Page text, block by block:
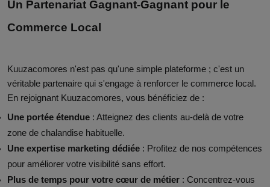
Un Partenariat Gagnant-Gagnant pour le
Commerce Local
Kuuzacomores n'est pas qu'une simple plateforme ; c'est un
véritable partenaire qui s'engage à renforcer le commerce local.
En rejoignant Kuuzacomores, vous bénéficiez de :
Une portée étendue : Atteignez des clients au-delà de votre
zone de chalandise habituelle.
Une expertise marketing dédiée : Profitez de nos compétences
pour améliorer votre visibilité sans effort.
Plus de temps pour votre cœur de métier : Concentrez-vous